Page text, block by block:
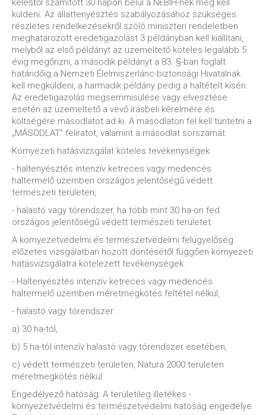
keléstől számított 30 napon belül a NÉBIH-nek meg kell
küldeni. Az állattenyésztés szabályozásához szükséges
részletes rendelkezésekről szóló miniszteri rendeletben
meghatározott eredetigazolást 3 példányban kell kiállítani,
melyből az első példányt az üzemeltető köteles legalább 5
évig megőrizni, a második példányt a 83. §-ban foglalt
határidőig a Nemzeti Élelmiszerlánc-biztonsági Hivatalnak
kell megküldeni, a harmadik példány pedig a haltételt kíséri.
Az eredetigazolás megsemmisülése vagy elvesztése
esetén az üzemeltető a vevő írásbeli kérelmére és
költségére másodlatot ad ki. A másodlaton fel kell tüntetni a
„MÁSODLAT” feliratot, valamint a másodlat sorszámát.
Környezeti hatásvizsgálat köteles tevékenységek:
- haltenyésztés intenzív ketreces vagy medencés
haltermelő üzemben országos jelentőségű védett
természeti területen,
- halastó vagy tórendszer, ha több mint 30 ha-on fed
országos jelentőségű védett természeti területet.
A környezetvédelmi és természetvédelmi felügyelőség
előzetes vizsgálatban hozott döntésétől függően környezeti
hatásvizsgálatra kötelezett tevékenységek:
- Haltenyésztés intenzív ketreces vagy medencés
haltermelő üzemben méretmegkötés feltétel nélkül,
- halastó vagy tórendszer:
a) 30 ha-tól,
b) 5 ha-tól intenzív halastó vagy tórendszer esetében,
c) védett természeti területen, Natura 2000 területen
méretmegkötés nélkül.
Engedélyező hatóság: A területileg illetékes -
környezetvédelmi és természetvédelmi hatóság engedélye.